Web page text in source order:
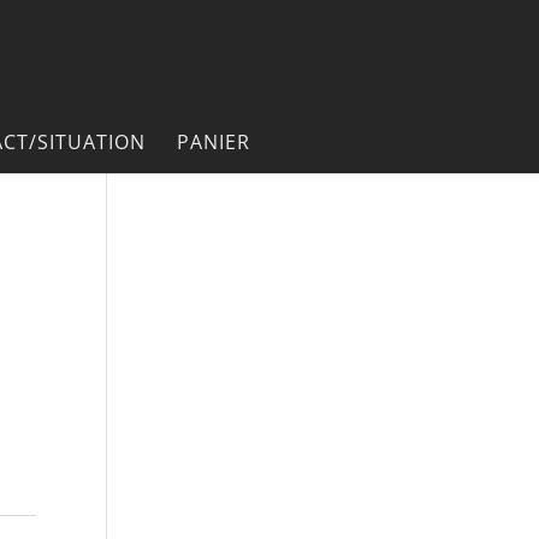
SITUATION PANIER